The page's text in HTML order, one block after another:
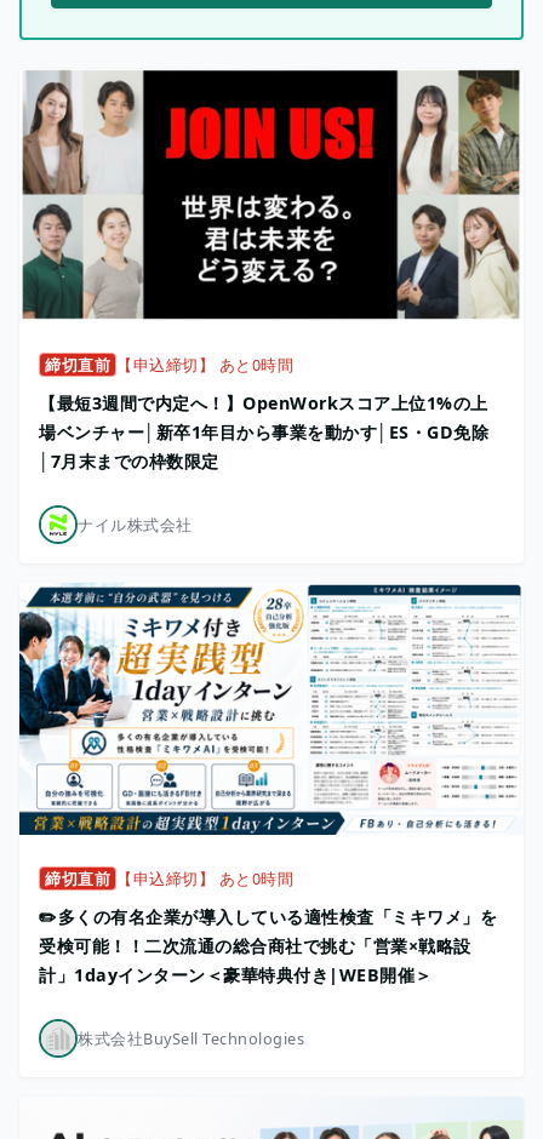
締切直前 【申込締切】 あと0時間
【最短3週間で内定へ！】OpenWorkスコア上位1%の上
場ベンチャー│新卒1年目から事業を動かす│ES・GD免除
│7月末までの枠数限定
ナイル株式会社
締切直前 【申込締切】 あと0時間
✏️多くの有名企業が導入している適性検査「ミキワメ」を
受検可能！！二次流通の総合商社で挑む「営業×戦略設
計」1dayインターン＜豪華特典付き|WEB開催＞
株式会社BuySell Technologies